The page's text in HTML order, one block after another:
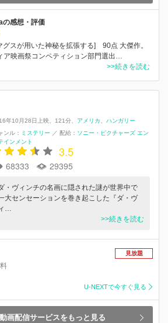
感想・評価
グスが用いた神秘を拡張する] 90点 大傑作。
ア映画祭コンペティション部門選出…
>>続きを読む
年10月28日上映 121分 アメリカ
ハンガリー
ンル： ミステリー ／ 配給： ソニー・ピクチャーズ エン
インメント
3.5
68333 29395
・ヴィンチの名画に隠された謎が世界中で
大センセーションを巻き起こした『ダ・ヴ
…
>>続きを読む
見放題
U-NEXTで今すぐ見る
画配信サービスをもっと見る